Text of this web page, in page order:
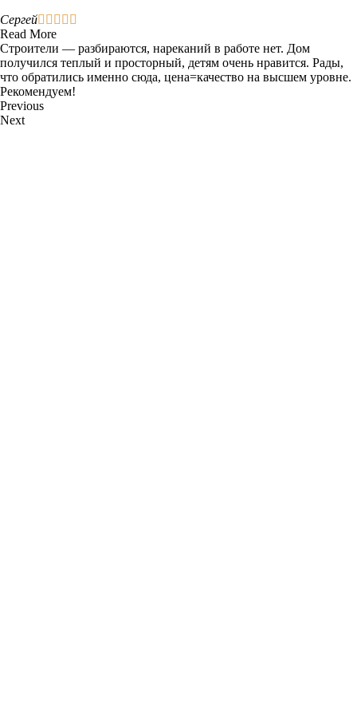
Сергей    
Read More
Строители — разбираются, нареканий в работе нет. Дом
получился теплый и просторный, детям очень нравится. Рады,
что обратились именно сюда, цена=качество на высшем уровне.
Рекомендуем!
Previous
Next